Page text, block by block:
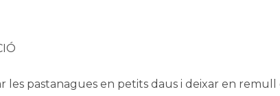
les pastanagues en petits daus i deixar en